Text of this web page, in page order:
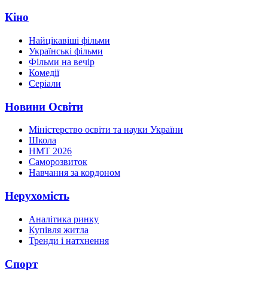
Кіно
Найцікавіші фільми
Українські фільми
Фільми на вечір
Комедії
Серіали
Новини Освіти
Міністерство освіти та науки України
Школа
НМТ 2026
Саморозвиток
Навчання за кордоном
Нерухомість
Аналітика ринку
Купівля житла
Тренди і натхнення
Спорт